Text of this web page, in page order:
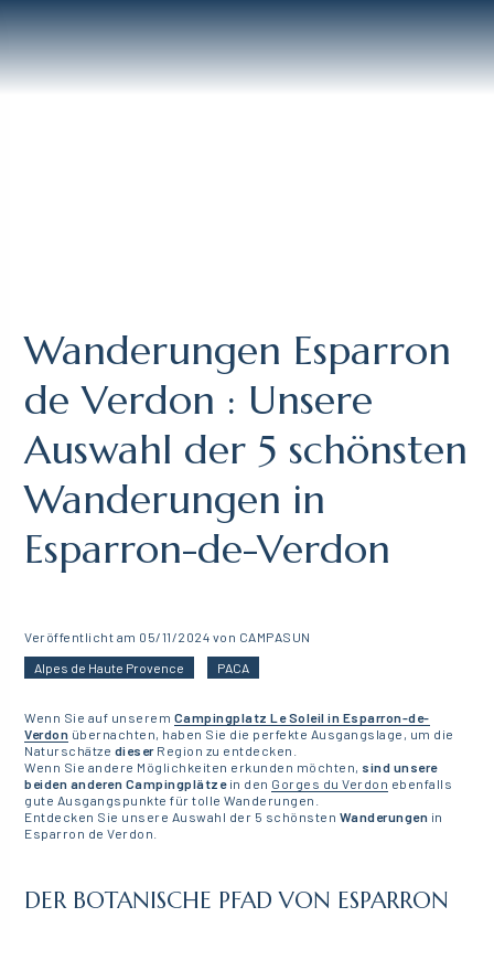
Wanderungen Esparron
de Verdon : Unsere
Auswahl der 5 schönsten
Wanderungen in
Esparron-de-Verdon
Veröffentlicht am 05/11/2024 von CAMPASUN
Alpes de Haute Provence
PACA
Wenn Sie auf unserem Campingplatz Le Soleil in Esparron-de-
Verdon übernachten, haben Sie die perfekte Ausgangslage, um die
Naturschätze dieser Region zu entdecken.
Wenn Sie andere Möglichkeiten erkunden möchten, sind unsere
beiden anderen Campingplätzein den Gorges du Verdon ebenfalls
gute Ausgangspunkte für tolle Wanderungen.
Entdecken Sie unsere Auswahl der 5 schönsten Wanderungen in
Esparron de Verdon.
DER BOTANISCHE PFAD VON ESPARRON